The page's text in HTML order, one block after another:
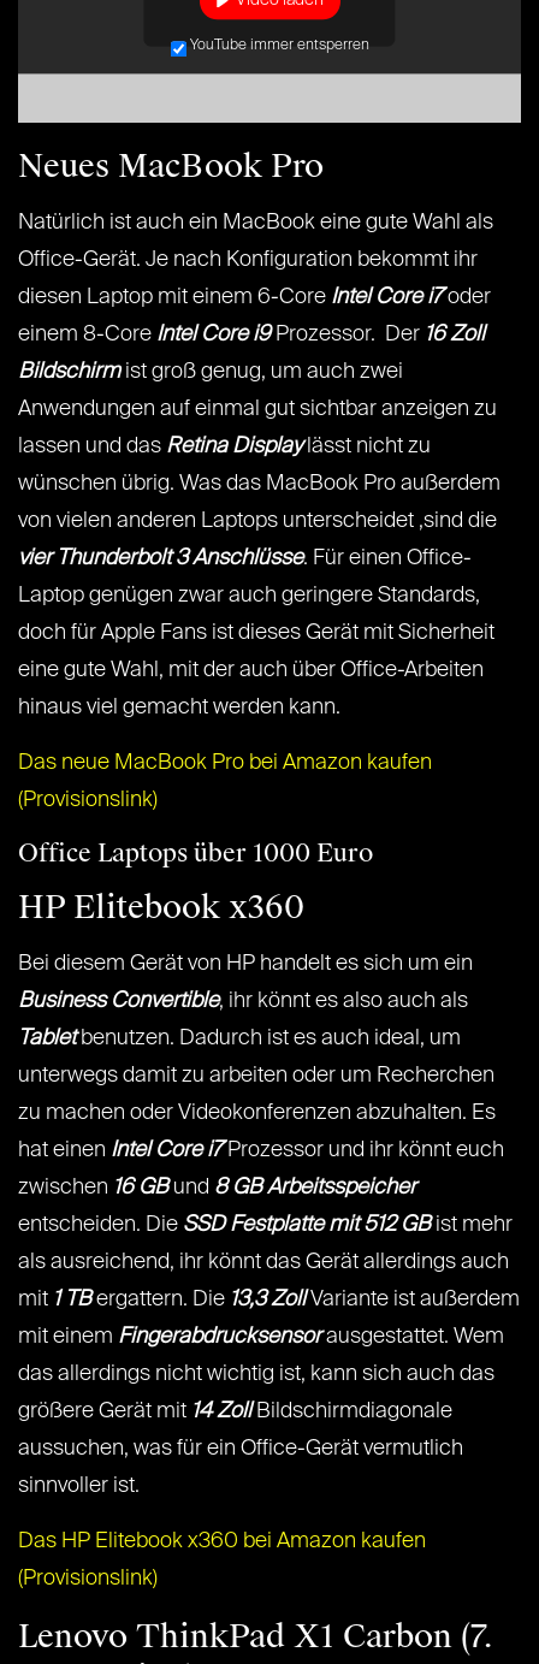
YouTube immer entsperren
Neues MacBook Pro
Natürlich ist auch ein MacBook eine gute Wahl als
Office-Gerät. Je nach Konfiguration bekommt ihr
diesen Laptop mit einem 6-Core Intel Core i7oder
einem 8-Core Intel Core i9Prozessor. Der 16 Zoll
Bildschirmist groß genug, um auch zwei
Anwendungen auf einmal gut sichtbar anzeigen zu
lassen und das Retina Displaylässt nicht zu
wünschen übrig. Was das MacBook Pro außerdem
von vielen anderen Laptops unterscheidet ,sind die
vier Thunderbolt 3 Anschlüsse. Für einen Office-
Laptop genügen zwar auch geringere Standards,
doch für Apple Fans ist dieses Gerät mit Sicherheit
eine gute Wahl, mit der auch über Office-Arbeiten
hinaus viel gemacht werden kann.
Das neue MacBook Pro bei Amazon kaufen
(Provisionslink)
Office Laptops über 1000 Euro
HP Elitebook x360
Bei diesem Gerät von HP handelt es sich um ein
Business Convertible, ihr könnt es also auch als
Tablet benutzen. Dadurch ist es auch ideal, um
unterwegs damit zu arbeiten oder um Recherchen
zu machen oder Videokonferenzen abzuhalten. Es
hat einen Intel Core i7Prozessor und ihr könnt euch
zwischen 16 GBund 8 GB Arbeitsspeicher
entscheiden. Die SSD Festplatte mit 512 GBist mehr
als ausreichend, ihr könnt das Gerät allerdings auch
mit 1 TBergattern. Die 13,3 ZollVariante ist außerdem
mit einem Fingerabdrucksensor ausgestattet. Wem
das allerdings nicht wichtig ist, kann sich auch das
größere Gerät mit 14 ZollBildschirmdiagonale
aussuchen, was für ein Office-Gerät vermutlich
sinnvoller ist.
Das HP Elitebook x360 bei Amazon kaufen
(Provisionslink)
Lenovo ThinkPad X1 Carbon (7.